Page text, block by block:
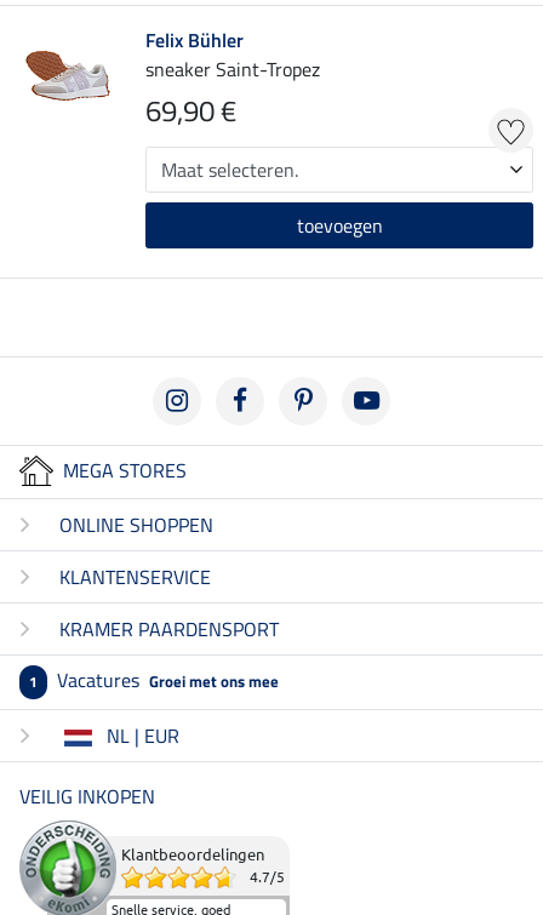
Felix Bühler
sneaker Saint-Tropez
69,90 €
toevoegen
MEGA STORES
ONLINE SHOPPEN
KLANTENSERVICE
KRAMER PAARDENSPORT
1 Vacatures Groei met ons mee
NL | EUR
VEILIG INKOPEN
Klantbeoordelingen
4.7/5
Snelle service, goed